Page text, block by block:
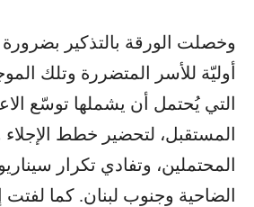
وخصلت الورقة بالتذكير
أوليّة للأسر المتضررة وتلك
التي يُحتمل أن يشملها توسّع
المستقبل، لتحضير خطط الإجلاء
المحتملين، وتفادي تكرار
الضاحية وجنوب لبنان. كما لفتت